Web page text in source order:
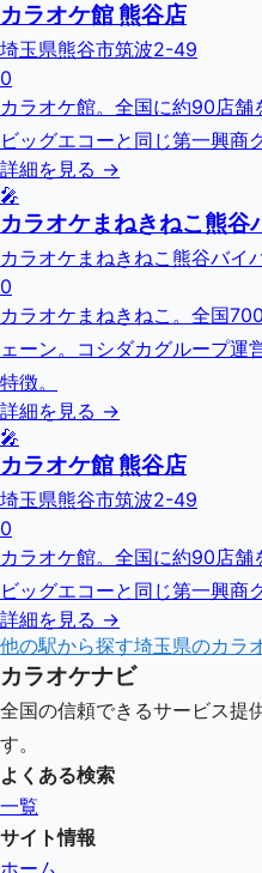
カラオケ館 熊谷店
埼玉県熊谷市筑波2-49
0
カラオケ館。全国に約90店舗
ビッグエコーと同じ第一興商
詳細を見る →
🎤
カラオケまねきねこ熊谷
カラオケまねきねこ熊谷バイ
0
カラオケまねきねこ。全国
ェーン。コシダカグループ運
特徴。
詳細を見る →
🎤
カラオケ館 熊谷店
埼玉県熊谷市筑波2-49
0
カラオケ館。全国に約90店舗
ビッグエコーと同じ第一興商
詳細を見る →
他の駅から探す埼玉県のカラ
カラオケナビ
全国の信頼できるサービス提
す。
よくある検索
一覧
サイト情報
ホーム